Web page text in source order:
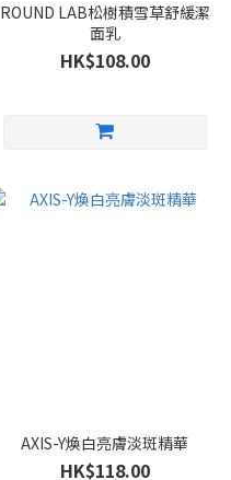
ROUND LAB松樹積雪草舒緩潔
面乳
HK$108.00
AXIS-Y煥白亮膚淡斑精華
HK$118.00